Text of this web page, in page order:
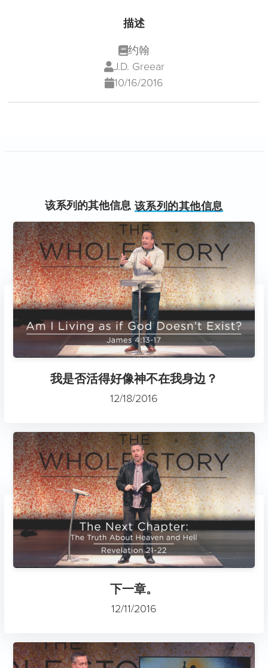
描述
约翰
J.D. Greear
10/16/2016
该系列的其他信息该系列的其他信息
我是否活得好像神不在我身边？
12/18/2016
下一章。
12/11/2016